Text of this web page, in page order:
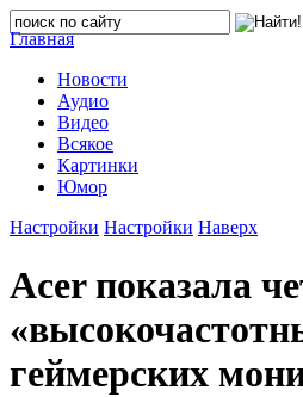
Главная
Новости
Аудио
Видео
Всякое
Картинки
Юмор
Настройки Настройки Наверх
Acer показала
геймерских